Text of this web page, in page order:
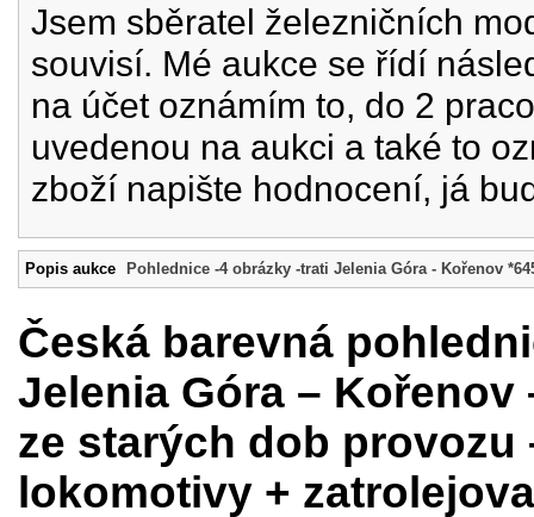
Jsem sběratel železničních
souvisí. Mé aukce se řídí
na účet oznámím to, do 2
uvedenou na aukci a také to
zboží napište hodnocení, já
Popis aukce Pohlednice -4 obrázky -trati Jelenia Góra - Kořenov
Česká barevná
Jelenia Góra –
ze starých dob provozu
lokomotivy +